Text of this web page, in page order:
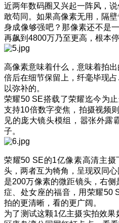
近两年数码圈又兴起一阵风，
敢苟同。如果高像素无用，隔
身成像够强吧？那像素还不是
再飙到4800万乃至更高，根本停
高像素意味着什么，意味着拍
倍后在细节保留上，纤毫毕现
以弥补的。
荣耀50 SE搭载了荣耀迄今为
支持10倍数字变焦，拍摄视频
见的庞大镜头模组，嚣张外露
子。
荣耀50 SE的1亿像素高清主
头，两者互为犄角，呈现双同
是200万像素的微距镜头，右
症、处女座的福音，用荣耀50
拍的更清晰，看的更广阔。
为了测试这颗1亿主摄实拍效